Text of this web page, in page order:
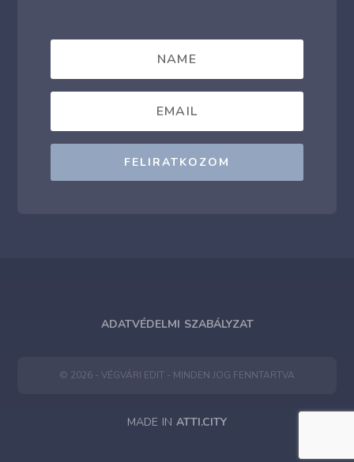
FELIRATKOZOM
ADATVÉDELMI SZABÁLYZAT
© 2026 - VÉGVÁRI EDIT - MINDEN JOG FENNTARTVA
MADE IN ATTI.CITY